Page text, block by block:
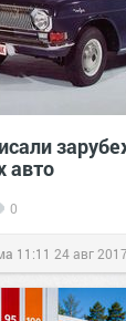
авто
0
11:11 24 авг 2017